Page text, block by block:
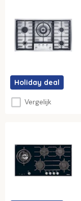
Holiday deal
Vergelijk